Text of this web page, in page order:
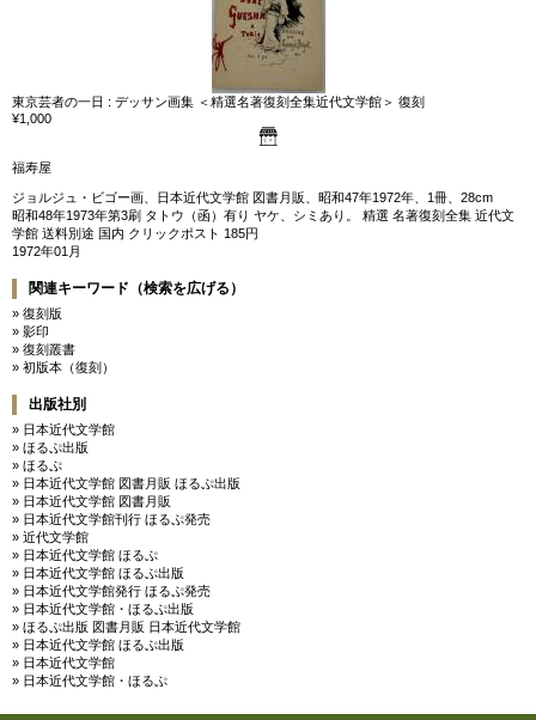
東京芸者の一日 : デッサン画集 ＜精選名著復刻全集近代文学館＞ 復刻
¥1,000
福寿屋
ジョルジュ・ビゴー画、日本近代文学館 図書月販、昭和47年1972年、1冊、28cm
昭和48年1973年第3刷 タトウ（函）有り ヤケ、シミあり。 精選 名著復刻全集 近代文
学館 送料別途 国内 クリックポスト 185円
1972年01月
関連キーワード（検索を広げる）
» 復刻版
» 影印
» 復刻叢書
» 初版本（復刻）
出版社別
» 日本近代文学館
» ほるぷ出版
» ほるぷ
» 日本近代文学館 図書月販 ほるぷ出版
» 日本近代文学館 図書月販
» 日本近代文学館刊行 ほるぷ発売
» 近代文学館
» 日本近代文学館 ほるぷ
» 日本近代文学館 ほるぷ出版
» 日本近代文学館発行 ほるぷ発売
» 日本近代文学館・ほるぷ出版
» ほるぷ出版 図書月販 日本近代文学館
» 日本近代文学館 ほるぷ出版
» 日本近代文学館
» 日本近代文学館・ほるぷ